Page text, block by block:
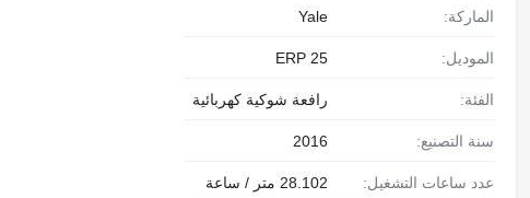
الماركة: Yale
الموديل: ERP 25
الفئة: رافعة شوكية كهربائية
سنة التصنيع: 2016
عدد ساعات التشغيل: 28.102 متر / ساعة